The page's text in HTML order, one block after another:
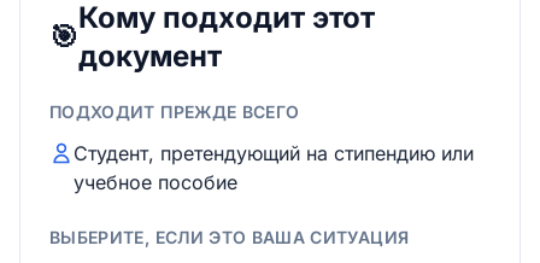
🎯
Кому подходит этот
документ
ПОДХОДИТ ПРЕЖДЕ ВСЕГО
Студент, претендующий на стипендию или
учебное пособие
ВЫБЕРИТЕ, ЕСЛИ ЭТО ВАША СИТУАЦИЯ